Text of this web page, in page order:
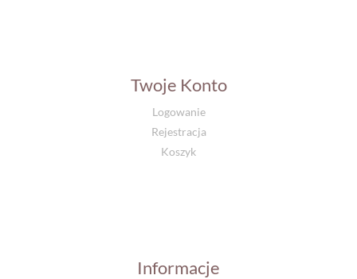
Twoje Konto
Logowanie
Rejestracja
Koszyk
Informacje